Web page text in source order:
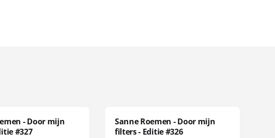
- Door mijn
#327
Sanne Roemen - Door mijn
filters - Editie #326